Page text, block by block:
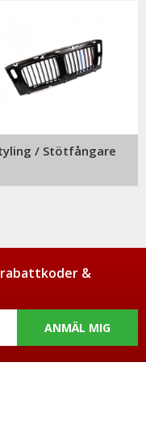
/ Stötfångare
&
ANMÄL MIG